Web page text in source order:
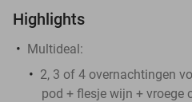
Highlights
Multideal:
2, 3 of 4 overnachtingen
pod + flesje wijn + vroege